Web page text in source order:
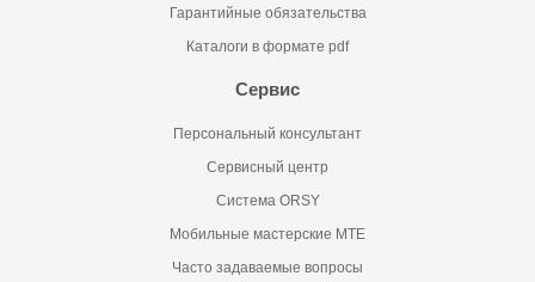
Гарантийные обязательства
Каталоги в формате pdf
Сервис
Персональный консультант
Сервисный центр
Система ORSY
Мобильные мастерские MTE
Часто задаваемые вопросы